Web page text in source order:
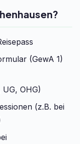
(GewA 1)
OHG)
(z.B. bei